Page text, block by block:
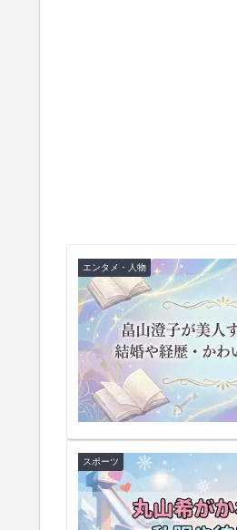
エンタメ・人物
スポーツ